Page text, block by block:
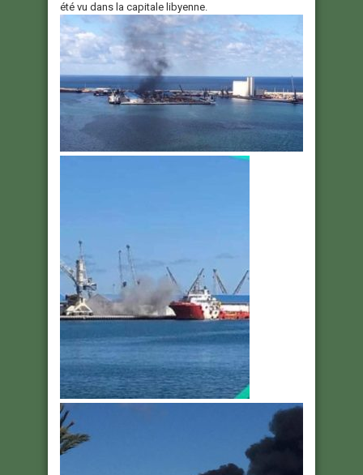
été vu dans la capitale libyenne.